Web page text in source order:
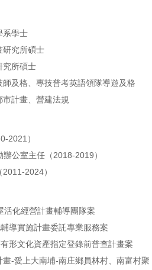
系學士
研究所碩士
究所碩士
及格、專技普考英語領隊導遊及格
計畫、營建法規
2021）
公室主任（2018-2019）
2024）
化經營計畫輔導團隊案
導實施計畫委託專業服務案
形文化資產指定登錄前普查計畫案
-愛上大南埔-南庄鄉員林村、南富村聚